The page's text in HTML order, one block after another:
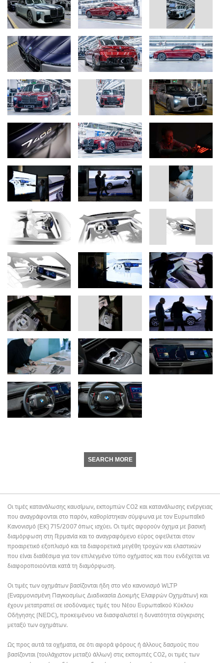
SEARCH MORE
Οι τιμές κατανάλωσης καυσίμων, εκπομπών CO2 και κατανάλωσης ενέργειας
που αναγράφονται στο παρόν, καθορίστηκαν σύμφωνα με τον Ευρωπαϊκό
Κανονισμό (ΕΚ) 715/2007 όπως ισχύει. Οι τιμές αφορούν όχημα με βασική
διαμόρφωση στη Γερμανία και το αναγραφόμενο εύρος οφείλεται στον
προαιρετικό εξοπλισμό και τα διαφορετικά μεγέθη τροχών και ελαστικών
που είναι διαθέσιμα για τον επιλεγμένο τύπο οχήματος και που ενδέχεται να
διαφοροποιούνται κατά τη διαμόρφωση.
Οι τιμές των οχημάτων βασίζονται ήδη στο νέο κανονισμό WLTP
(Εναρμονισμένη Παγκοσμίως Διαδικασία Δοκιμής Ελαφρών Οχημάτων) και
έχουν μετατραπεί σε ισοδύναμες τιμές του Νέου Ευρωπαϊκού Κύκλου
Οδήγησης (NEDC), προκειμένου να διασφαλιστεί η δυνατότητα σύγκρισης
μεταξύ των οχημάτων.
Ως προς αυτά τα οχήματα, σε ότι αφορά φόρους ή άλλους δασμούς που
βασίζονται (τουλάχιστον μεταξύ άλλων) στις εκπομπές CO2, οι τιμές των